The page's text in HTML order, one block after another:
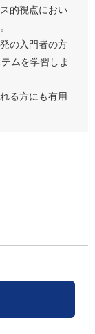
的視点におい
の入門者の方
ムを学習しま
る方にも有用